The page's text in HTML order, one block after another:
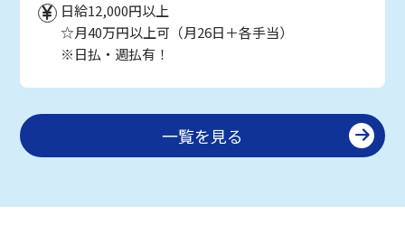
日給12,000円以上
☆月40万円以上可（月26日＋各手当）
※日払・週払有！
一覧を見る